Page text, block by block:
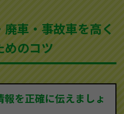
に独自の販売ネットワーク
、自社ヤードをもっている
還元することができるので
車・事故車を高く
めのコツ
を正確に伝えましょ